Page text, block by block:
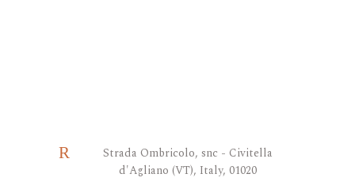
Strada Ombricolo, snc - Civitella
d'Agliano (VT), Italy, 01020